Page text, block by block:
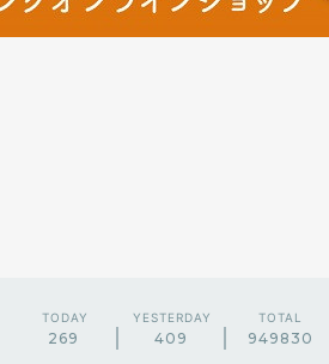
TODAY
269
YESTERDAY
409
TOTAL
949830